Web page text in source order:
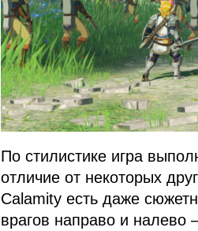
По стилистике игра
отличие от некоторых
Calamity есть даже
врагов направо и налево